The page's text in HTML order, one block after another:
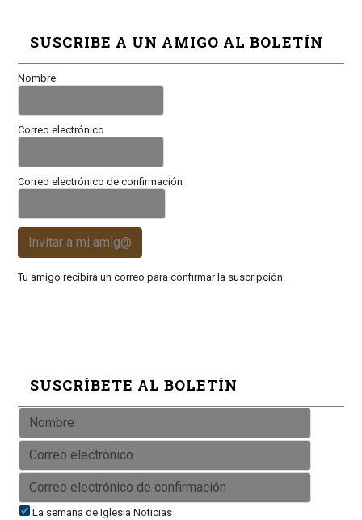
SUSCRIBE A UN AMIGO AL BOLETÍN
Nombre
Correo electrónico
Correo electrónico de confirmación
Invitar a mi amig@
Tu amigo recibirá un correo para confirmar la suscripción.
SUSCRÍBETE AL BOLETÍN
La semana de Iglesia Noticias